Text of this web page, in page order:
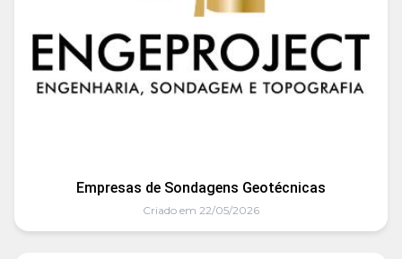
Empresas de Sondagens Geotécnicas
Criado em 22/05/2026